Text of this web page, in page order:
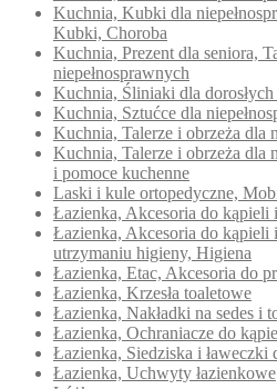
Kuchnia, Kubki dla
Kubki, Choroba
Kuchnia, Prezent dla seniora,
niepełnosprawnych
Kuchnia, Śliniaki dla
Kuchnia, Sztućce dla
Kuchnia, Talerze i obrzeża dla
Kuchnia, Talerze i obrzeża dla
i pomoce kuchenne
Laski i kule ortopedyczne,
Łazienka, Akcesoria do kąpieli
Łazienka, Akcesoria do kąpieli
utrzymaniu higieny, Higiena
Łazienka, Etac, Akcesoria do
Łazienka, Krzesła toaletowe
Łazienka, Nakładki na sedes i
Łazienka, Ochraniacze do
Łazienka, Siedziska i ławeczki
Łazienka, Uchwyty łazienkowe